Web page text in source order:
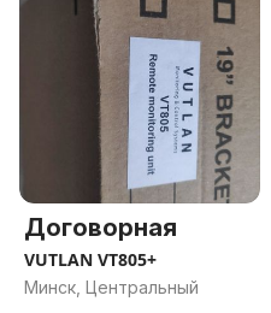
Договорная
VUTLAN VT805+
Минск, Центральный